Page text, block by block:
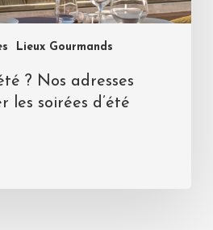
Lieux Gourmands
? Nos adresses
les soirées d’été